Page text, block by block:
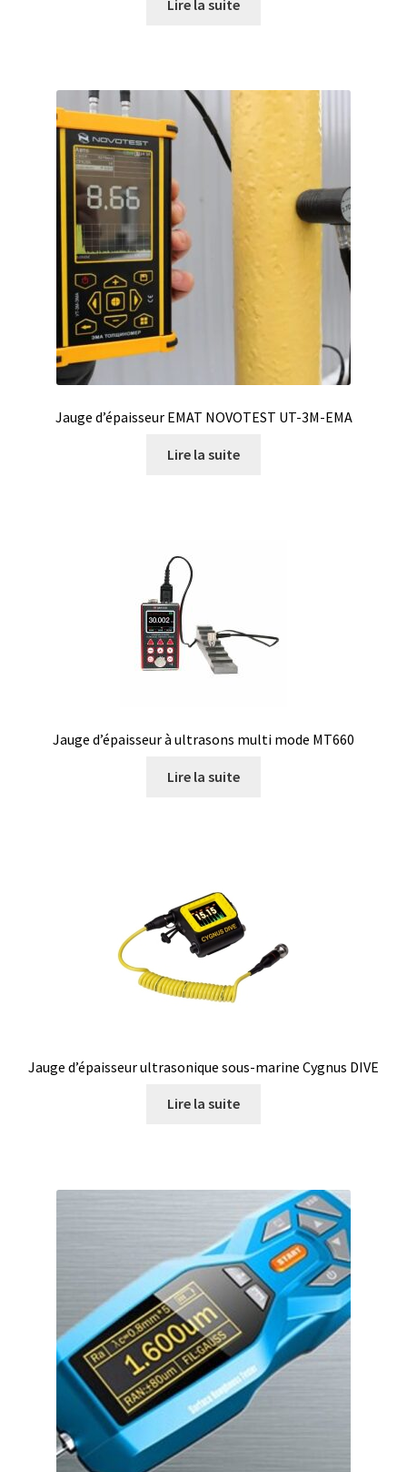
Tuyaux
Validation de la commande
Vannes
Viscosimètre
Lire la suite
Jauge d’épaisseur EMAT NOVOTEST UT-3M-EMA
Lire la suite
Jauge d’épaisseur à ultrasons multi mode MT660
Lire la suite
Jauge d’épaisseur ultrasonique sous-marine Cygnus DIVE
Lire la suite